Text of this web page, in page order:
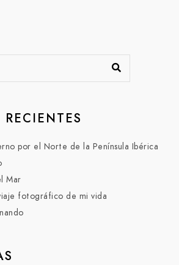
por el Norte de la Península Ibérica
Mar
fotográfico de mi vida